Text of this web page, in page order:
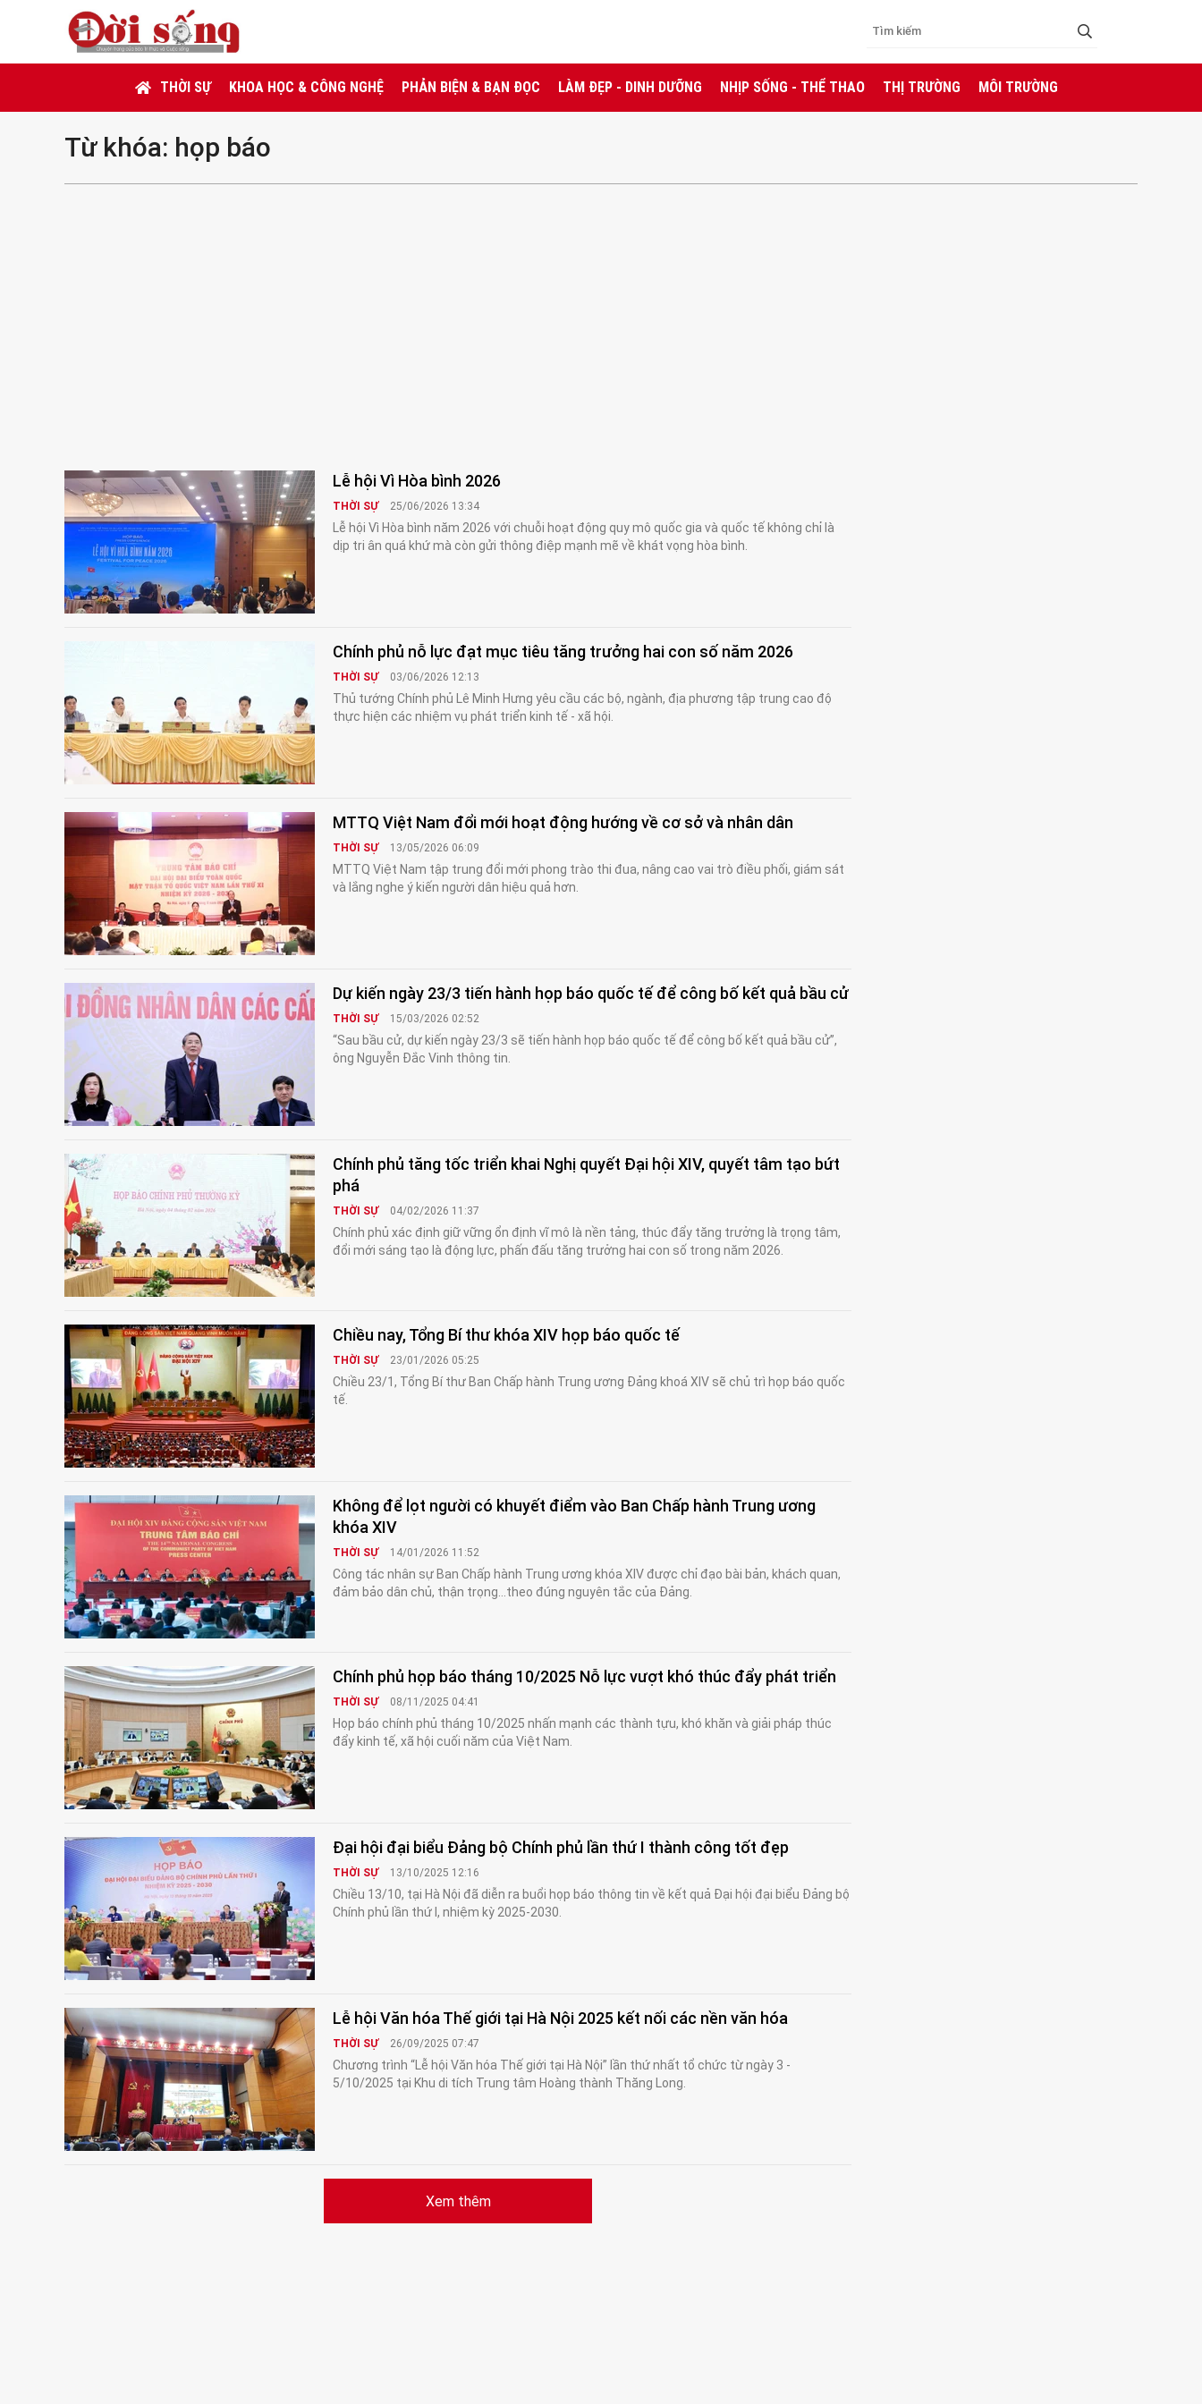
THỜI SỰ KHOA HỌC & CÔNG NGHỆ PHẢN BIỆN & BẠN ĐỌC LÀM ĐẸP - DINH DƯỠNG NHỊP SỐNG - THỂ THAO THỊ TRƯỜNG MÔI TRƯỜNG
Từ khóa: họp báo
Lễ hội Vì Hòa bình 2026
THỜI SỰ 25/06/2026 13:34
Lễ hội Vì Hòa bình năm 2026 với chuỗi hoạt động quy mô quốc gia và quốc tế không chỉ là
dịp tri ân quá khứ mà còn gửi thông điệp mạnh mẽ về khát vọng hòa bình.
Chính phủ nỗ lực đạt mục tiêu tăng trưởng hai con số năm 2026
THỜI SỰ 03/06/2026 12:13
Thủ tướng Chính phủ Lê Minh Hưng yêu cầu các bộ, ngành, địa phương tập trung cao độ
thực hiện các nhiệm vụ phát triển kinh tế - xã hội.
MTTQ Việt Nam đổi mới hoạt động hướng về cơ sở và nhân dân
THỜI SỰ 13/05/2026 06:09
MTTQ Việt Nam tập trung đổi mới phong trào thi đua, nâng cao vai trò điều phối, giám sát
và lắng nghe ý kiến người dân hiệu quả hơn.
Dự kiến ngày 23/3 tiến hành họp báo quốc tế để công bố kết quả bầu cử
THỜI SỰ 15/03/2026 02:52
“Sau bầu cử, dự kiến ngày 23/3 sẽ tiến hành họp báo quốc tế để công bố kết quả bầu cử”,
ông Nguyễn Đắc Vinh thông tin.
Chính phủ tăng tốc triển khai Nghị quyết Đại hội XIV, quyết tâm tạo bứt
phá
THỜI SỰ 04/02/2026 11:37
Chính phủ xác định giữ vững ổn định vĩ mô là nền tảng, thúc đẩy tăng trưởng là trọng tâm,
đổi mới sáng tạo là động lực, phấn đấu tăng trưởng hai con số trong năm 2026.
Chiều nay, Tổng Bí thư khóa XIV họp báo quốc tế
THỜI SỰ 23/01/2026 05:25
Chiều 23/1, Tổng Bí thư Ban Chấp hành Trung ương Đảng khoá XIV sẽ chủ trì họp báo quốc
tế.
Không để lọt người có khuyết điểm vào Ban Chấp hành Trung ương
khóa XIV
THỜI SỰ 14/01/2026 11:52
Công tác nhân sự Ban Chấp hành Trung ương khóa XIV được chỉ đạo bài bản, khách quan,
đảm bảo dân chủ, thận trọng...theo đúng nguyên tắc của Đảng.
Chính phủ họp báo tháng 10/2025 Nỗ lực vượt khó thúc đẩy phát triển
THỜI SỰ 08/11/2025 04:41
Họp báo chính phủ tháng 10/2025 nhấn mạnh các thành tựu, khó khăn và giải pháp thúc
đẩy kinh tế, xã hội cuối năm của Việt Nam.
Đại hội đại biểu Đảng bộ Chính phủ lần thứ I thành công tốt đẹp
THỜI SỰ 13/10/2025 12:16
Chiều 13/10, tại Hà Nội đã diễn ra buổi họp báo thông tin về kết quả Đại hội đại biểu Đảng bộ
Chính phủ lần thứ I, nhiệm kỳ 2025-2030.
Lễ hội Văn hóa Thế giới tại Hà Nội 2025 kết nối các nền văn hóa
THỜI SỰ 26/09/2025 07:47
Chương trình “Lễ hội Văn hóa Thế giới tại Hà Nội” lần thứ nhất tổ chức từ ngày 3 -
5/10/2025 tại Khu di tích Trung tâm Hoàng thành Thăng Long.
Xem thêm